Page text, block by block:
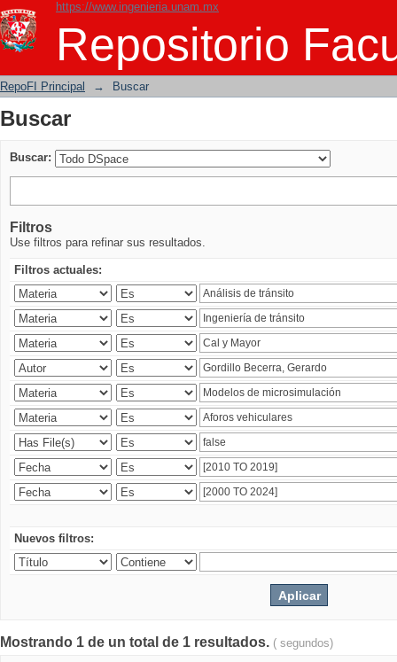
https://www.ingenieria.unam.mx
Repositorio
Buscar
RepoFI Principal → Buscar
Buscar
Buscar:
Filtros
Use filtros para refinar sus resultados.
Filtros actuales:
Nuevos filtros:
Mostrando 1 de un total de 1 resultados. ( segundos)